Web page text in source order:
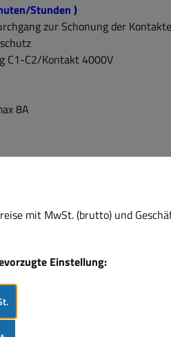
Stunden )
zur Schonung der
C1-C2/Kontakt 4000V
8A
20% 0,05/0,1/0,2/1mA )
B1-A2 oder B2-A2 können zwei
35mm Hutschiene 35mm
1
mit MwSt. (brutto) und
Einstellung: